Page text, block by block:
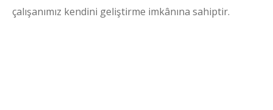
çalışanımız kendini geliştirme imkânına sahiptir.